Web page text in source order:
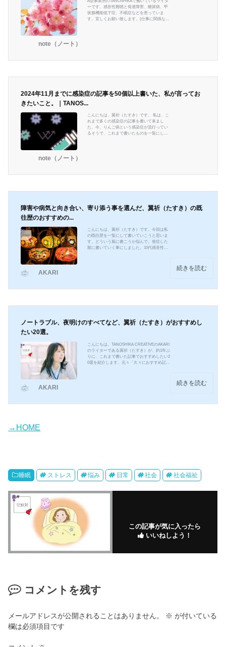
ーです。感音性難聴と発達障害、糖尿病、甲
状腺機能低下症、不眠症などを患っていま
す。宜しくお願い致します。(仕事に関係ない
note（ノート）
2024年11月までに感染症の記事を50個以上書いた、私が言ってお
きたいこと。｜TANOS...
こんにちは、翼祈（たすき）です。 私は、こ
れまで多くの感染症の記事を書いて来まし
た。今、りんご病という感染症が流行ってい
るそうで、これまで書いたものを一覧にして
節性インフルエンザに効くmRNAワクチン、
note（ノート）
障害や病気と向き合い、寄り添う事を選んだ、翼祈（たすき）の既
往歴のおすすめの...
こんにちは、翼祈（たすき）です。今回は私
の既往歴を一覧にして書いていこうと思いま
す。どういう風に書こうか悩んで、発症した
順に書いていく事にしました。10代感音性難
糖尿病になったというのを検索で観たので、
続きを読む
AKARI
ノートラブル、夜明けのすべてなど、翼祈（たすき）がおすすめし
たい20選。
こんにちは。TANOSHIKA CREATIVEのAKARI
のライターである翼祈（たすき）が、約1年ぶ
りに、これまで書いた記事でおすすめしたい2
0選を紹介します。元々「久々におすすめ記事
見当日に色んな記事を読み返して、自分の言
続きを読む
AKARI
→HOME
睡眠 ストレス 悩み 日常 社会 社会福祉
この記事が気に入ったら
いいねしよう！
コメントを残す
メールアドレスが公開されることはありません。 ※ が付いている
欄は必須項目です